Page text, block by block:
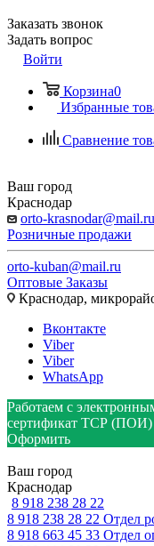
Заказать звонок
Задать вопрос
Войти
Корзина0
Избранные
Сравнение
Ваш город
Краснодар
orto-krasnodar@mail.ru
Розничные продажи
orto-kuban@mail.ru
Оптовые Заказы
Краснодар,
Вконтакте
Viber
Viber
WhatsApp
Работаем с
сертификат ТСР (ПОИ)
Оформить
Ваш город
Краснодар
8 918 238 28 22
8 918 238 28 22 Отдел
8 918 663 45 33 Отдел